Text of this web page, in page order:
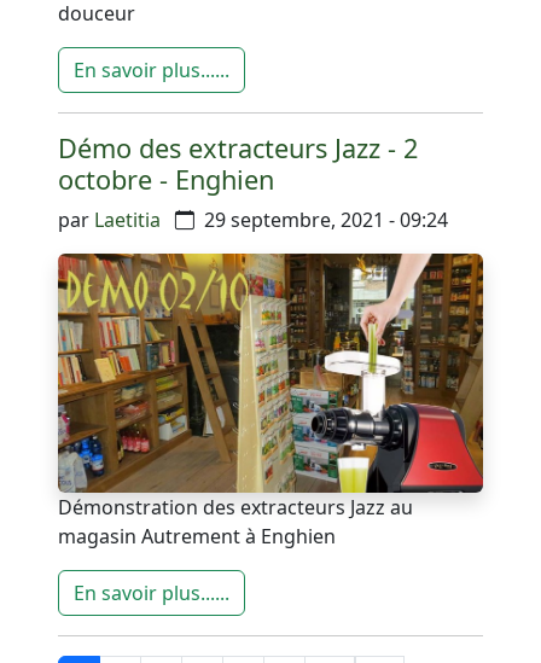
douceur
En savoir plus......
Démo des extracteurs Jazz - 2
octobre - Enghien
par Laetitia 29 septembre, 2021 - 09:24
Démonstration des extracteurs Jazz au
magasin Autrement à Enghien
En savoir plus......